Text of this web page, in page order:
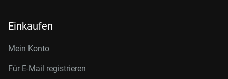
Einkaufen
Mein Konto
Für E-Mail registrieren